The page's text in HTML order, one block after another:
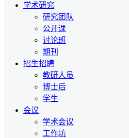
学术研究
研究团队
公开课
讨论班
期刊
招生招聘
教研人员
博士后
学生
会议
学术会议
工作坊